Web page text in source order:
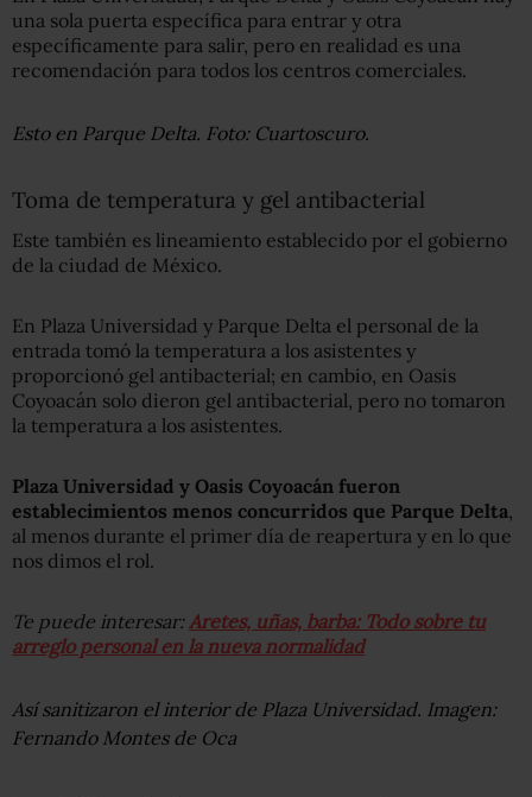
una sola puerta específica para entrar y otra
específicamente para salir, pero en realidad es una
recomendación para todos los centros comerciales.
Esto en Parque Delta. Foto: Cuartoscuro.
Toma de temperatura y gel antibacterial
Este también es lineamiento establecido por el gobierno
de la ciudad de México.
En Plaza Universidad y Parque Delta el personal de la
entrada tomó la temperatura a los asistentes y
proporcionó gel antibacterial; en cambio, en Oasis
Coyoacán solo dieron gel antibacterial, pero no tomaron
la temperatura a los asistentes.
Plaza Universidad y Oasis Coyoacán fueron
establecimientos menos concurridos que Parque Delta
al menos durante el primer día de reapertura y en lo que
nos dimos el rol.
Te puede interesar: Aretes, uñas, barba: Todo sobre tu
arreglo personal en la nueva normalidad
Así sanitizaron el interior de Plaza Universidad. Imagen:
Fernando Montes de Oca